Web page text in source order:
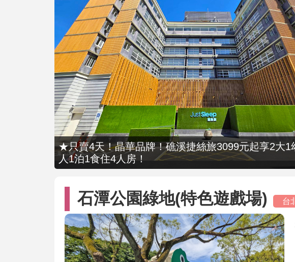
★只賣4天！晶華品牌！礁溪捷絲旅3099元起享2大1
人1泊1食住4人房！
石潭公園綠地(特色遊戲場) 台